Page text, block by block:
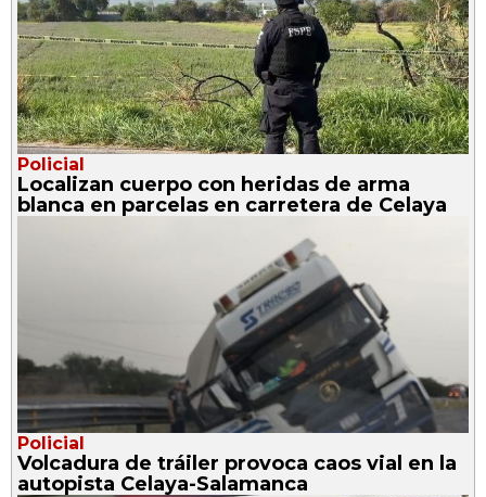
Policial
Localizan cuerpo con heridas de arma
blanca en parcelas en carretera de Celaya
Policial
Volcadura de tráiler provoca caos vial en la
autopista Celaya-Salamanca